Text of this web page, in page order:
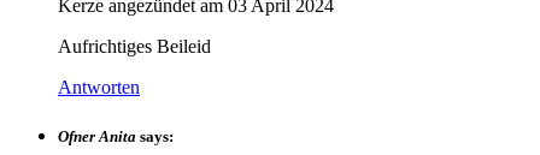
Kerze angezündet am 03 April 2024
Aufrichtiges Beileid
Antworten
Ofner Anita says: